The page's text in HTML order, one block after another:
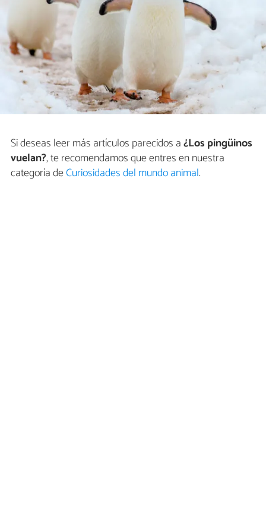
Si deseas leer más artículos parecidos a¿Los pingüinos
vuelan?, te recomendamos que entres en nuestra
categoría deCuriosidades del mundo animal.